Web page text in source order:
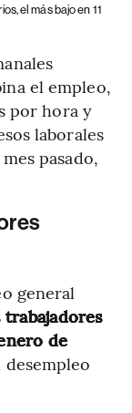
el más bajo en 11
el empleo,
por hora y
laborales
pasado,
general
trabajadores
de